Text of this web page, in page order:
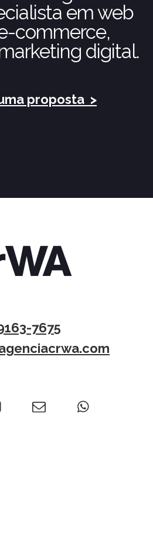
em web
commerce,
digital.
proposta >
7675